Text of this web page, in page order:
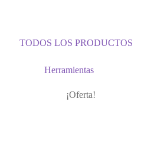
TODOS LOS PRODUCTOS
Herramientas
¡Oferta!